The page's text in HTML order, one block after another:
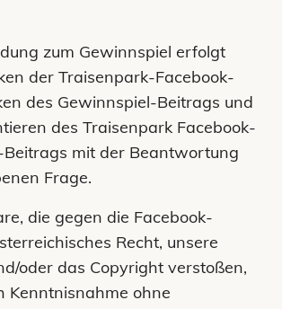
zum Gewinnspiel erfolgt
der Traisenpark-Facebook-
des Gewinnspiel-Beitrags und
des Traisenpark Facebook-
mit der Beantwortung
Frage.
die gegen die Facebook-
Recht, unsere
oder das Copyright verstoßen,
Kenntnisnahme ohne